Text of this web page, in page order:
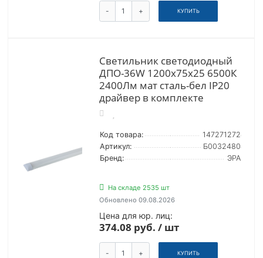
- + КУПИТЬ
Светильник светодиодный
ДПО-36W 1200х75х25 6500К
2400Лм мат сталь-бел IP20
драйвер в комплекте
Код товара:
147271272
Артикул:
Б0032480
Бренд:
ЭРА
На складе 2535 шт
Обновлено 09.08.2026
Цена для юр. лиц:
374.08 руб. / шт
- + КУПИТЬ